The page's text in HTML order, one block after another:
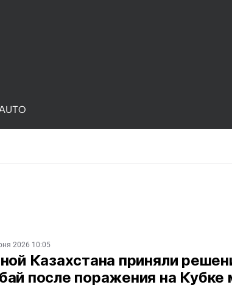
2026 10:05
Казахстана приняли
после поражения на Кубке